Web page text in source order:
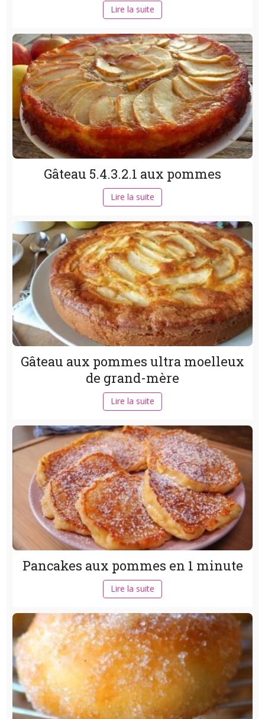
Lire la suite
Gâteau 5.4.3.2.1 aux pommes
Lire la suite
Gâteau aux pommes ultra moelleux
de grand-mère
Lire la suite
Pancakes aux pommes en 1 minute
Lire la suite